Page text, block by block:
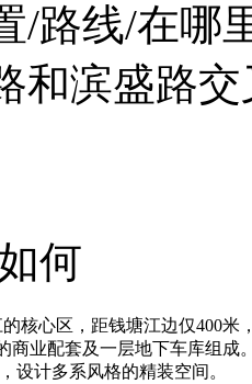
/路线/在哪
和滨盛路交
何
核心区，距钱塘江边仅400
商业配套及一层地下车库组成
设计多系风格的精装空间。